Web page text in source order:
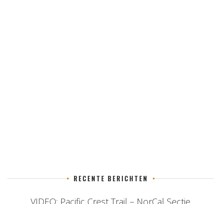
RECENTE BERICHTEN
VIDEO: Pacific Crest Trail – NorCal Sectie